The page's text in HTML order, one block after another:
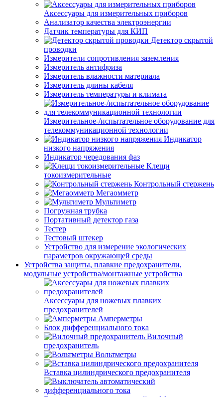
Аксессуары для измерительных приборов
Анализатор качества электроэнергии
Датчик температуры для КИП
Детектор скрытой
проводки
Измерители сопротивления заземления
Измеритель антифриза
Измеритель влажности материала
Измеритель длины кабеля
Измеритель температуры и климата
Измерительное-/испытательное оборудование для
телекоммуникационной технологии
Индикатор
низкого напряжения
Индикатор чередования фаз
Клещи
токоизмерительные
Контрольный стержень
Мегаомметр
Мультиметр
Погружная трубка
Портативный детектор газа
Тестер
Тестовый штекер
Устройство для измерение экологических
параметров окружающей среды
Устройства защиты, плавкие предохранители,
модульные устройства/монтажные устройства
Аксессуары для ножевых плавких
предохранителей
Амперметры
Блок дифференциального тока
Вилочный
предохранитель
Вольтметры
Вставка цилиндрического предохранителя